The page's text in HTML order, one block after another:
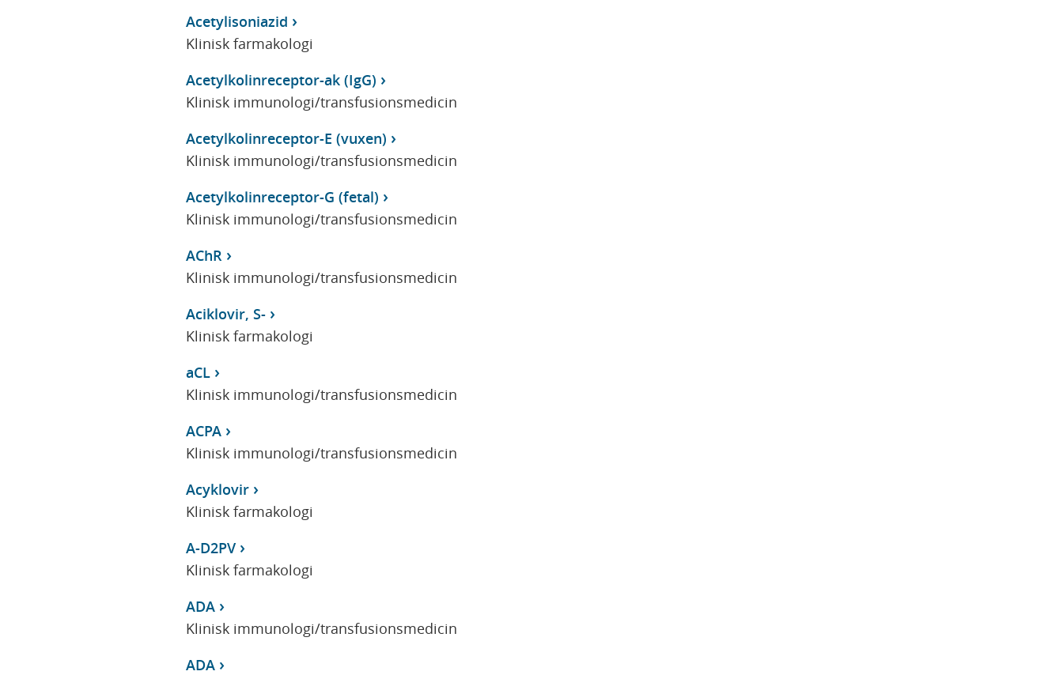
Acetylisoniazid
Klinisk farmakologi
Acetylkolinreceptor-ak (IgG)
Klinisk immunologi/transfusionsmedicin
Acetylkolinreceptor-E (vuxen)
Klinisk immunologi/transfusionsmedicin
Acetylkolinreceptor-G (fetal)
Klinisk immunologi/transfusionsmedicin
AChR
Klinisk immunologi/transfusionsmedicin
Aciklovir, S-
Klinisk farmakologi
aCL
Klinisk immunologi/transfusionsmedicin
ACPA
Klinisk immunologi/transfusionsmedicin
Acyklovir
Klinisk farmakologi
A-D2PV
Klinisk farmakologi
ADA
Klinisk immunologi/transfusionsmedicin
ADA